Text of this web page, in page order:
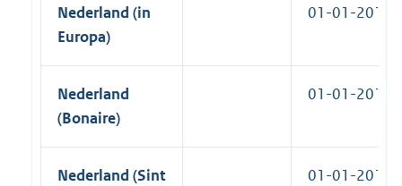
Nederland (in
Europa)
01-01-2012
Nederland
(Bonaire)
01-01-2012
Nederland (Sint
01-01-2012